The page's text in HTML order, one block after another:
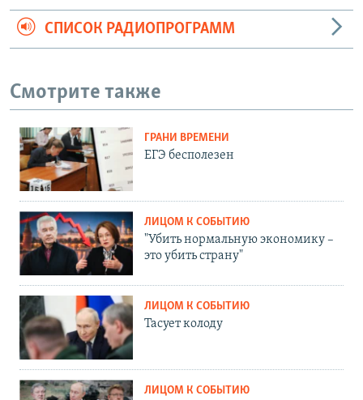
СПИСОК РАДИОПРОГРАММ
Смотрите также
ГРАНИ ВРЕМЕНИ
ЕГЭ бесполезен
ЛИЦОМ К СОБЫТИЮ
"Убить нормальную экономику –
это убить страну"
ЛИЦОМ К СОБЫТИЮ
Тасует колоду
ЛИЦОМ К СОБЫТИЮ